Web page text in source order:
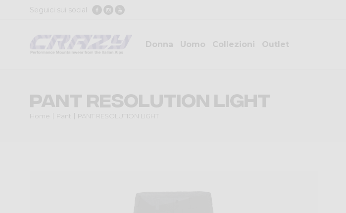
Seguici sui social
Donna Uomo Collezioni Outlet
PANT RESOLUTION LIGHT
Home Pant PANT RESOLUTION LIGHT